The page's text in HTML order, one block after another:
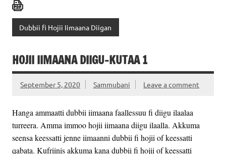
Dubbii fi Hojii Iimaana Diigan
HOJII IIMAANA DIIGU-KUTAA 1
September 5, 2020 Sammubani Leave a comment
Hanga ammaatti dubbii iimaana faallessuu fi diigu ilaalaa
turreera. Amma immoo hojii iimaana diigu ilaalla. Akkuma
seensa keessatti jenne iimaanni dubbii fi hojii of keessatti
qabata. Kufriinis akkuma kana dubbii fi hojii of keessatti